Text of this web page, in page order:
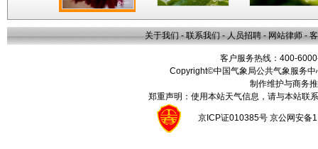
关于我们 - 联系我们 - 人员招聘 - 网站律师 -
客户服务热线：400-
Copyright©中国气象局公共气象服务
制作维护与商务
郑重声明：使用本站天气信息，请与本站联
京ICP证010385号 京公网安备